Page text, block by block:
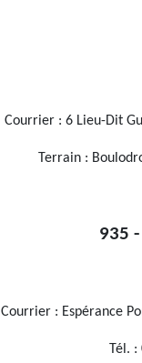
Courrier : 6 Lieu-Dit
Terrain :
935 -
Courrier : Espérance
Tél. :